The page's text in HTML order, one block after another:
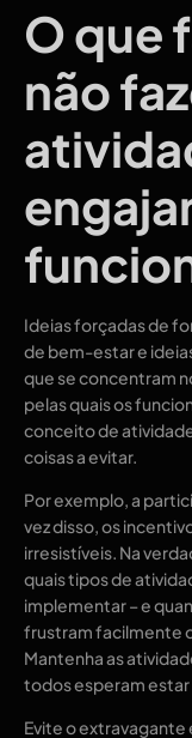
O que
não
Ideias forçadas de
de bem-estar e
que se concentram
pelas quais os
conceito de
coisas a evitar.
Por exemplo, a
vez disso, os
irresistíveis. Na
quais tipos de
implementar – e
frustram facilmente
Mantenha as
todos esperam estar
Evite o extravagante